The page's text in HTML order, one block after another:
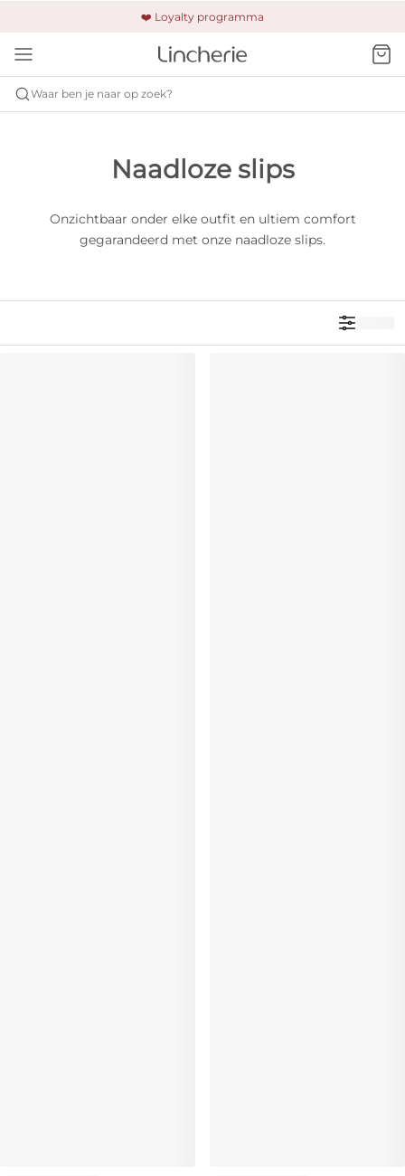
❤️ Loyalty programma
🚚 Gratis verzending & retour
🔒 Altijd veilig betalen
Waar ben je naar op zoek?
Naadloze slips
Onzichtbaar onder elke outfit en ultiem comfort
gegarandeerd met onze naadloze slips.